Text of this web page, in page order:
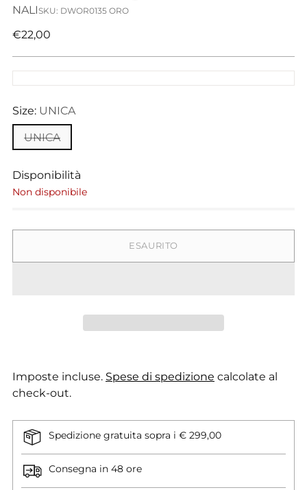
NALISKU: DWOR0135 ORO
Prezzo
€22,00
Size: UNICA
UNICA
Disponibilità
Non disponibile
ESAURITO
Imposte incluse. Spese di spedizione calcolate al
check-out.
Spedizione gratuita sopra i € 299,00
Consegna in 48 ore